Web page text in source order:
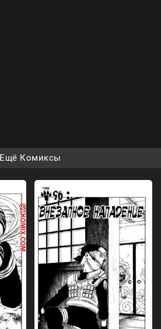
Ещё Комиксы